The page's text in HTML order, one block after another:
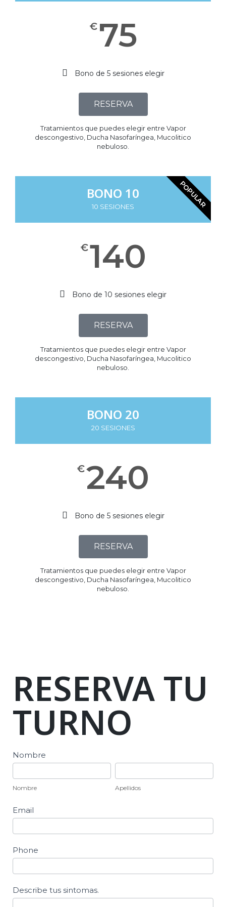
€ 75
Bono de 5 sesiones elegir
RESERVA
Tratamientos que puedes elegir entre Vapor
descongestivo, Ducha Nasofaríngea, Mucolitico
nebuloso.​
BONO 10
10 SESIONES
€140
Bono de 10 sesiones elegir
RESERVA
Tratamientos que puedes elegir entre Vapor
descongestivo, Ducha Nasofaríngea, Mucolitico
nebuloso.​
POPULAR
BONO 20
20 SESIONES
€240
Bono de 5 sesiones elegir
RESERVA
Tratamientos que puedes elegir entre Vapor
descongestivo, Ducha Nasofaríngea, Mucolitico
nebuloso.​
RESERVA TU
TURNO
Reserva
de
Turno
Nombre
Nombre Apellidos
Email
Phone
Describe tus sintomas.